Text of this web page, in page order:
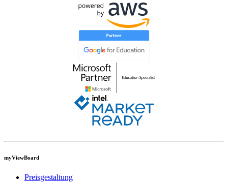
myViewBoard
Preisgestaltung